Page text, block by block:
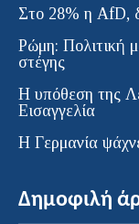
Στο 28% η AfD,
Ρώμη: Πολιτική
στέγης
Η υπόθεση της
Εισαγγελία
H Γερμανία
Δημοφιλή